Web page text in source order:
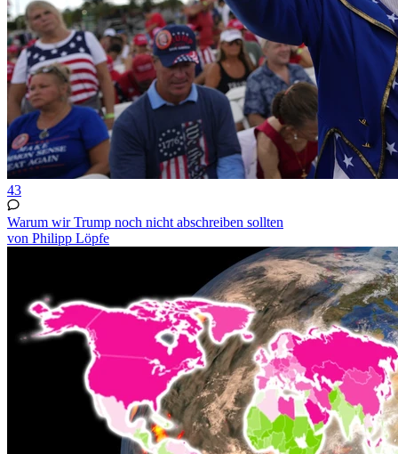
43
Warum wir Trump noch nicht abschreiben sollten
von Philipp Löpfe